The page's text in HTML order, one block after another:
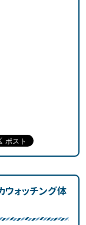
ウォッチング体